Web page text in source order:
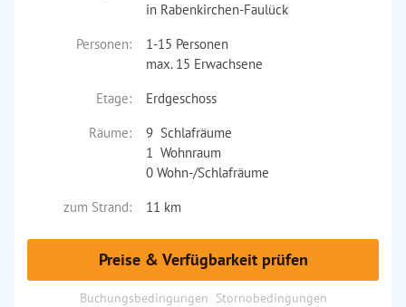
in Rabenkirchen-Faulück
Personen:
1-15 Personen
max. 15 Erwachsene
Etage:
Erdgeschoss
Räume:
9 Schlafräume
1 Wohnraum
0 Wohn-/Schlafräume
zum Strand:
11 km
Preise & Verfügbarkeit prüfen
Buchungsbedingungen Stornobedingungen